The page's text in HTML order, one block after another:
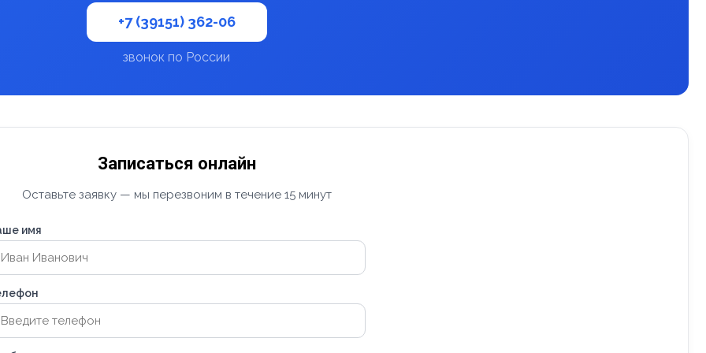
+7 (39151) 362-06
звонок по России
Записаться онлайн
Оставьте заявку — мы перезвоним в течение 15 минут
имя